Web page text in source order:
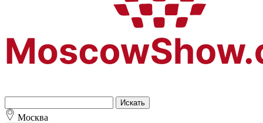
Москва